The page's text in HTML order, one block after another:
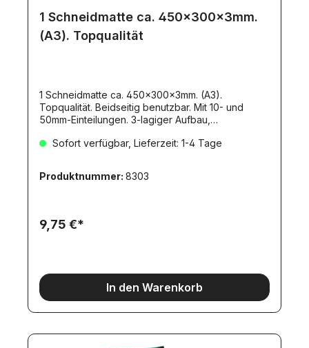
1 Schneidmatte ca. 450x300x3mm.
(A3). Topqualität
1 Schneidmatte ca. 450x300x3mm. (A3).
Topqualität. Beidseitig benutzbar. Mit 10- und
50mm-Einteilungen. 3-lagiger Aufbau,
transotype-Produkt. Für präzise und spurlose
Schneidwerkzeugen.Auch als Schreibunterlage
Sofort verfügbar, Lieferzeit: 1-4 Tage
Produktnummer: 8303
9,75 €*
In den Warenkorb